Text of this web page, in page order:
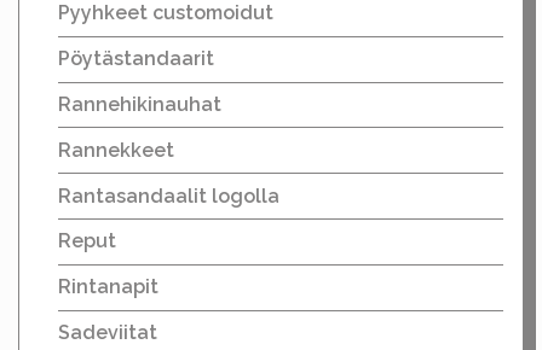
Pyyhkeet customoidut
Pöytästandaarit
Rannehikinauhat
Rannekkeet
Rantasandaalit logolla
Reput
Rintanapit
Sadeviitat